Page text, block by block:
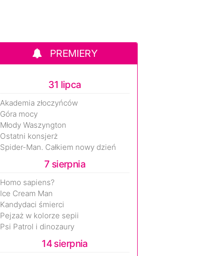
PREMIERY
31 lipca
Akademia złoczyńców
Góra mocy
Młody Waszyngton
Ostatni konsjerż
Spider-Man. Całkiem nowy dzień
7 sierpnia
Homo sapiens?
Ice Cream Man
Kandydaci śmierci
Pejzaż w kolorze sepii
Psi Patrol i dinozaury
14 sierpnia